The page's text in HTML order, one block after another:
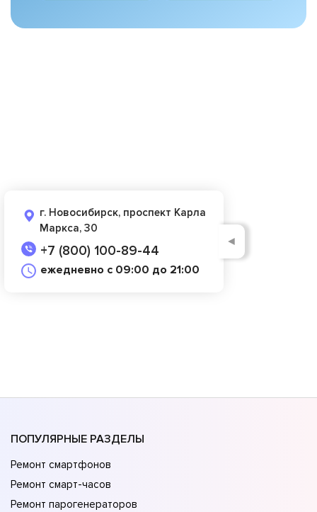
г. Новосибирск, проспект Карла
Маркса, 30
+7 (800) 100-89-44
ежедневно с 09:00 до 21:00
◄
ПОПУЛЯРНЫЕ РАЗДЕЛЫ
Ремонт смартфонов
Ремонт смарт-часов
Ремонт парогенераторов